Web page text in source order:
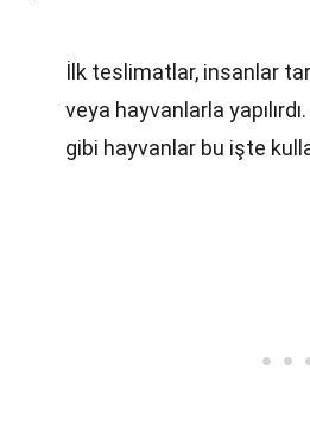
İlk teslimatlar, insanlar
veya hayvanlarla
gibi hayvanlar bu işte